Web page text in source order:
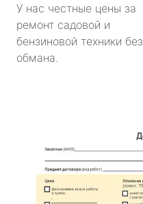
У нас честные цены за
ремонт садовой и
бензиновой техники без
обмана.